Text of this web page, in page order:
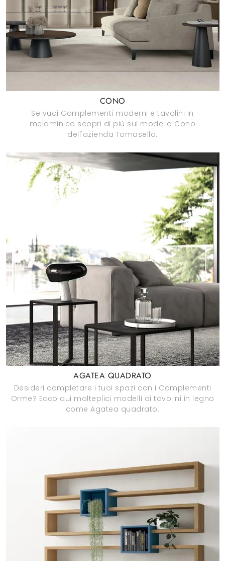
CONO
Se vuoi Complementi moderni e tavolini in
melaminico scopri di più sul modello Cono
dell'azienda Tomasella.
AGATEA QUADRATO
Desideri completare i tuoi spazi con i Complementi
Orme? Ecco qui molteplici modelli di tavolini in legno
come Agatea quadrato.